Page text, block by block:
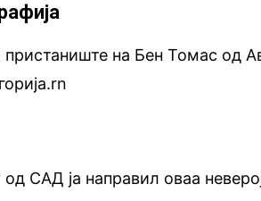
пристаниште на Бен Томас од
САД ја направил оваа